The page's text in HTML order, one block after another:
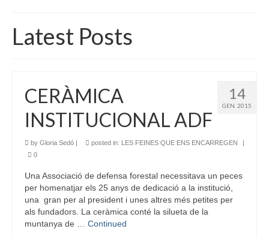
CONTACTE
Latest Posts
14
GEN. 2015
CERÀMICA
INSTITUCIONAL ADF
by Gloria Sedó | posted in: LES FEINES QUE ENS ENCARREGEN
|
0
Una Associació de defensa forestal necessitava un peces
per homenatjar els 25 anys de dedicació a la institució,
una gran per al president i unes altres més petites per
als fundadors. La ceràmica conté la silueta de la
muntanya de … Continued